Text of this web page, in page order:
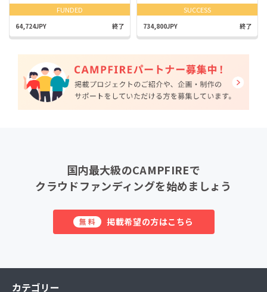
FUNDED
64,724JPY 終了
SUCCESS
734,800JPY 終了
国内最大級のCAMPFIREで
クラウドファンディングを始めましょう
無料 掲載希望の方はこちら
カテゴリー